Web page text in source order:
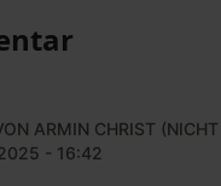
ARMIN CHRIST (NICHT
- 16:42